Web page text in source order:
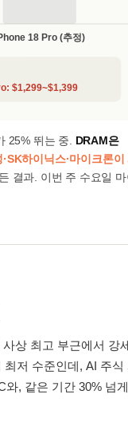
18 Pro (추정)
$1,299~$1,399
25% 뛰는 중. DRAM은
·SK하이닉스·마이크론이
결과. 이번 주 수요일
상 최고 부근에서 강
최저 수준인데, AI 주식
와, 같은 기간 30% 넘